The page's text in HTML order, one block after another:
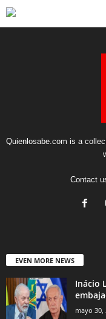
Quienlosabe.com is a
Contact
EVEN MORE NEWS
Inácio
mayo 30,